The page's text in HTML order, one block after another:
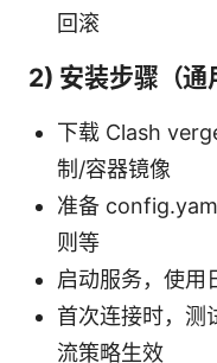
回滚
2) 安装步骤（通
下载 Clash
制/容器镜像
准备
则等
启动服务，使用
首次连接时，测
流策略生效